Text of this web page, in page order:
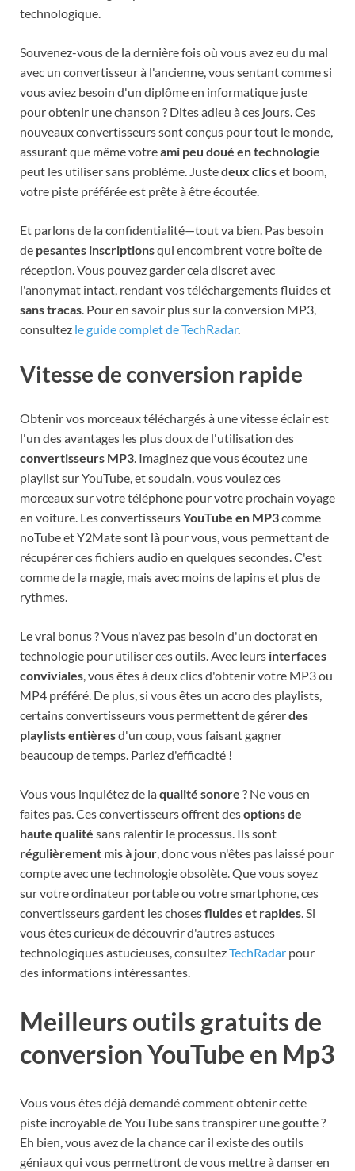
technologique.
Souvenez-vous de la dernière fois où vous avez eu du mal
avec un convertisseur à l'ancienne, vous sentant comme si
vous aviez besoin d'un diplôme en informatique juste
pour obtenir une chanson ? Dites adieu à ces jours. Ces
nouveaux convertisseurs sont conçus pour tout le monde,
assurant que même votreami peu doué en technologie
peut les utiliser sans problème. Justedeux clicset boom,
votre piste préférée est prête à être écoutée.
Et parlons de la confidentialité—tout va bien. Pas besoin
de pesantes inscriptionsqui encombrent votre boîte de
réception. Vous pouvez garder cela discret avec
l'anonymat intact, rendant vos téléchargements fluides et
sans tracas. Pour en savoir plus sur la conversion MP3,
consultez le guide complet de TechRadar.
Vitesse de conversion rapide
Obtenir vos morceaux téléchargés à une vitesse éclair est
l'un des avantages les plus doux de l'utilisation des
convertisseurs MP3 . Imaginez que vous écoutez une
playlist sur YouTube, et soudain, vous voulez ces
morceaux sur votre téléphone pour votre prochain voyage
en voiture. Les convertisseursYouTube en MP3comme
noTube et Y2Mate sont là pour vous, vous permettant de
récupérer ces fichiers audio en quelques secondes. C'est
comme de la magie, mais avec moins de lapins et plus de
rythmes.
Le vrai bonus ? Vous n'avez pas besoin d'un doctorat en
technologie pour utiliser ces outils. Avec leurs interfaces
conviviales , vous êtes à deux clics d'obtenir votre MP3 ou
MP4 préféré. De plus, si vous êtes un accro des playlists,
certains convertisseurs vous permettent de gérerdes
playlists entièresd'un coup, vous faisant gagner
beaucoup de temps. Parlez d'efficacité !
Vous vous inquiétez de laqualité sonore ? Ne vous en
faites pas. Ces convertisseurs offrent desoptions de
haute qualité sans ralentir le processus. Ils sont
régulièrement mis à jour , donc vous n'êtes pas laissé pour
compte avec une technologie obsolète. Que vous soyez
sur votre ordinateur portable ou votre smartphone, ces
convertisseurs gardent les chosesfluides et rapides . Si
vous êtes curieux de découvrir d'autres astuces
technologiques astucieuses, consultezTechRadar pour
des informations intéressantes.
Meilleurs outils gratuits de
conversion YouTube en Mp3
Vous vous êtes déjà demandé comment obtenir cette
piste incroyable de YouTube sans transpirer une goutte ?
Eh bien, vous avez de la chance car il existe des outils
géniaux qui vous permettront de vous mettre à danser en